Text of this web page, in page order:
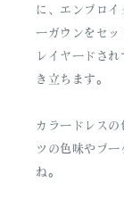
に、エンブロ
ーガウンをセッ
レイヤードさ
き立ちます。
カラードレス
ツの色味やブ
ね。